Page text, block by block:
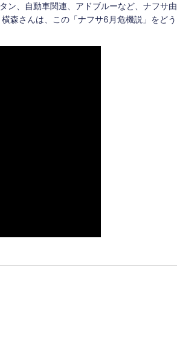
ン、自動車関連、アドブルーなど、ナフサ由
森さんは、この「ナフサ6月危機説」をどう